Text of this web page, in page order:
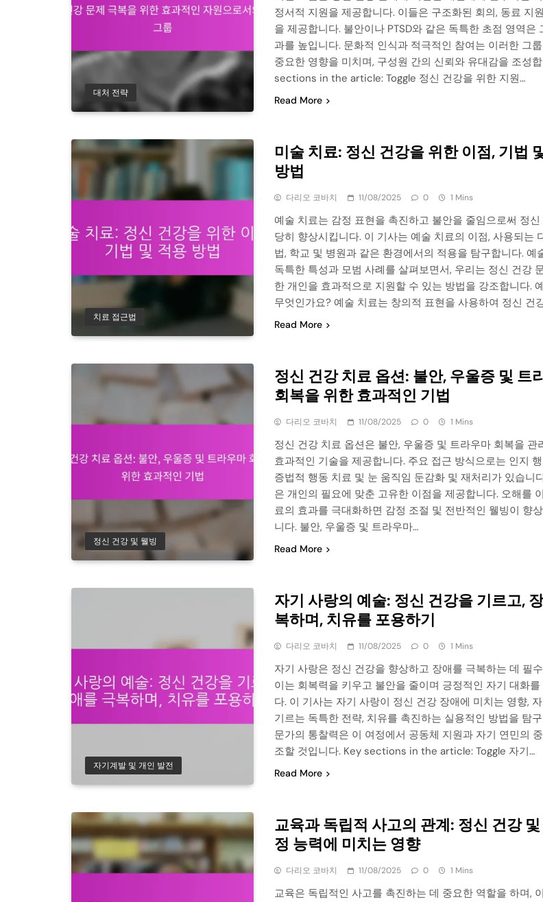
대처 전략
정서적 지원을 제공합니다. 이들은 구조화된 회의, 동료 지
을 제공합니다. 불안이나 PTSD와 같은 독특한 초점 영역은
과를 높입니다. 문화적 인식과 적극적인 참여는 이러한 그
중요한 영향을 미치며, 구성원 간의 신뢰와 유대감을 조성
sections in the article: Toggle 정신 건강을 위한 지원…
Read More
치료 접근법
미술 치료: 정신 건강을 위한 이점, 기법
방법
다리오 코바치 11/08/2025 0 1 Mins
예술 치료는 감정 표현을 촉진하고 불안을 줄임으로써 정
당히 향상시킵니다. 이 기사는 예술 치료의 이점, 사용되는
법, 학교 및 병원과 같은 환경에서의 적용을 탐구합니다. 예
독특한 특성과 모범 사례를 살펴보면서, 우리는 정신 건강
한 개인을 효과적으로 지원할 수 있는 방법을 강조합니다.
무엇인가요? 예술 치료는 창의적 표현을 사용하여 정신 건
Read More
정신 건강 및 웰빙
정신 건강 치료 옵션: 불안, 우울증 및 트
회복을 위한 효과적인 기법
다리오 코바치 11/08/2025 0 1 Mins
정신 건강 치료 옵션은 불안, 우울증 및 트라우마 회복을 관
효과적인 기술을 제공합니다. 주요 접근 방식으로는 인지
증법적 행동 치료 및 눈 움직임 둔감화 및 재처리가 있습니
은 개인의 필요에 맞춘 고유한 이점을 제공합니다. 오해를
료의 효과를 극대화하면 감정 조절 및 전반적인 웰빙이 향
니다. 불안, 우울증 및 트라우마…
Read More
자기계발 및 개인 발전
자기 사랑의 예술: 정신 건강을 기르고,
복하며, 치유를 포용하기
다리오 코바치 11/08/2025 0 1 Mins
자기 사랑은 정신 건강을 향상하고 장애를 극복하는 데 필
이는 회복력을 키우고 불안을 줄이며 긍정적인 자기 대화를
다. 이 기사는 자기 사랑이 정신 건강 장애에 미치는 영향,
기르는 독특한 전략, 치유를 촉진하는 실용적인 방법을 탐
문가의 통찰력은 이 여정에서 공동체 지원과 자기 연민의
조할 것입니다. Key sections in the article: Toggle 자기…
Read More
교육과 독립적 사고의 관계: 정신 건강
정 능력에 미치는 영향
다리오 코바치 11/08/2025 0 1 Mins
교육은 독립적인 사고를 촉진하는 데 중요한 역할을 하며,